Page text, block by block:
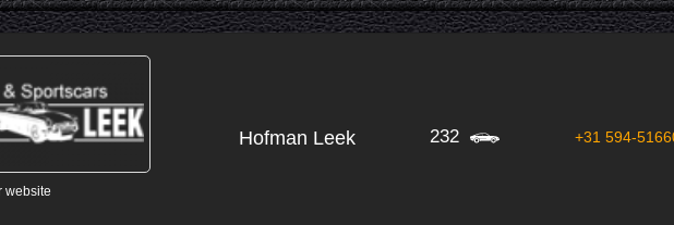
website
Hofman Leek 232 +31 594-